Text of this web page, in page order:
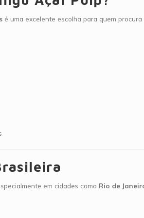
é uma excelente escolha para quem procura
em cidades como Rio de